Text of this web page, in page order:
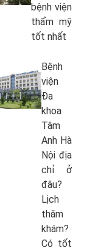
bệnh viện
thẩm mỹ
tốt nhất
Bệnh
viện
Đa
khoa
Tâm
Anh Hà
Nội địa
chỉ ở
đâu?
Lịch
thăm
khám?
Có tốt